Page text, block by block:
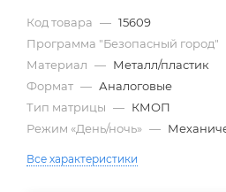
Код товара — 15609
Программа "Безопасный город"
Материал — Металл/пластик
Формат — Аналоговые
Тип матрицы — КМОП
Режим «День/ночь» —
Все характеристики